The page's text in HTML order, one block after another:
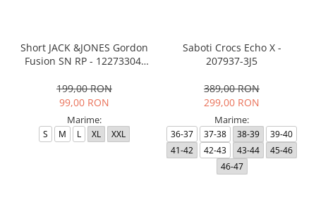
Short JACK &JONES Gordon
Fusion SN RP - 12273304-
199,00 RON
99,00 RON
Marime:
S M L XL XXL
Saboti Crocs Echo X -
207937-3J5
389,00 RON
299,00 RON
Marime:
36-37 37-38 38-39
39-40
41-42
42-43 43-44
45-46
46-47